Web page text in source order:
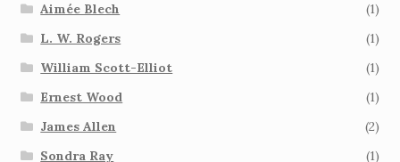
Aimée Blech
(1)
L. W. Rogers
(1)
William Scott-Elliot
(1)
Ernest Wood
(1)
James Allen
(2)
Sondra Ray
(1)